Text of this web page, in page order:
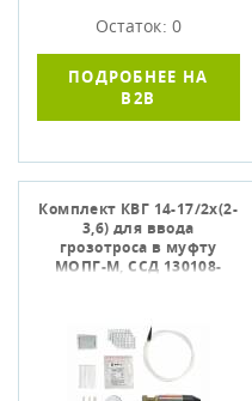
Остаток: 0
ПОДРОБНЕЕ НА
B2B
Комплект КВГ 14-17/2х(2-
3,6) для ввода
грозотроса в муфту
МОПГ-М, ССД 130108-